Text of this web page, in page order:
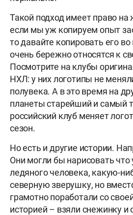
Такой подход имеет право на
если мы уж копируем опыт
то давайте копировать его
очень бережно относятся к
Посмотрите на клубы
НХЛ: у них логотипы не
полувека. А в это время на
планеты старейший и самый
российский клуб меняет
сезон.
Но есть и другие истории.
Они могли бы нарисовать что
ледяного человека, какую-
северную зверушку, но
грамотно поработали со
историей – взяли снежинку и